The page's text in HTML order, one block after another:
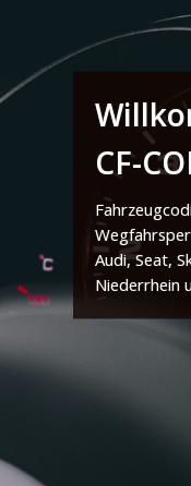
CF-
Audi, Seat,
Niederrhein